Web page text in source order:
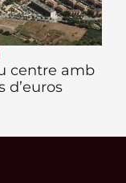
centre amb
d’euros